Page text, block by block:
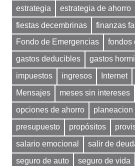
estrategia
estrategia de ahorro
fiestas decembrinas
finanzas
Fondo de Emergencias
fondos
gastos deducibles
gastos
impuestos
ingresos Internet
Mensajes
meses sin intereses
opciones de ahorro
planeacion
presupuesto
propósitos
salario emocional
salir de
seguro de auto
seguro de vida